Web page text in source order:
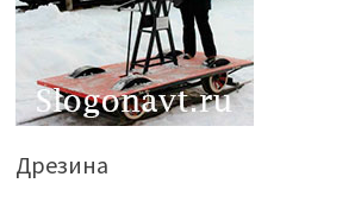
Дрезина